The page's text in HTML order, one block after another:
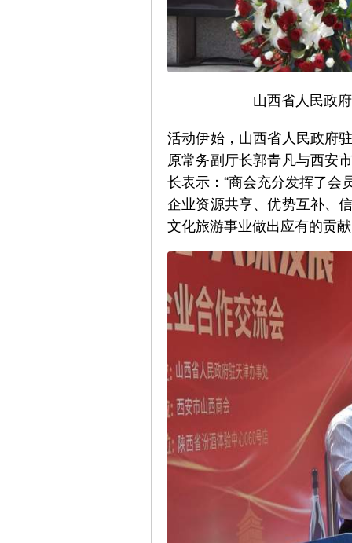
山西省人民政
活动伊始，山西省人民政府
原常务副厅长郭青凡与西安
长表示：“商会充分发挥了会
企业资源共享、优势互补、
文化旅游事业做出应有的贡